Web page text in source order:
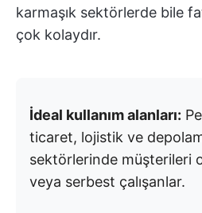
karmaşık sektörlerde bile
çok kolaydır.
İdeal kullanım alanları:
ticaret, lojistik ve
sektörlerinde müşterileri
veya serbest çalışanlar.